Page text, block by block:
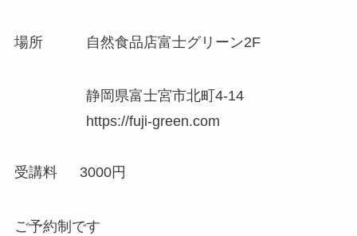
場所 自然食品店富士グリーン2F
静岡県富士宮市北町4-14
https://fuji-green.com
受講料 3000円
ご予約制です